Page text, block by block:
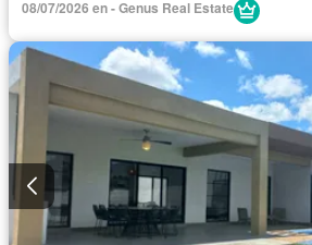
08/07/2026 en - Genus Real Estate